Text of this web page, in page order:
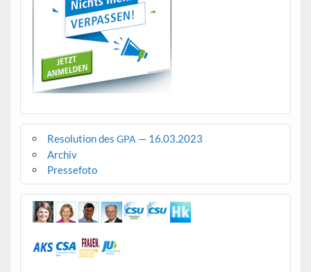
Resolution des GPA — 16.03.2023
Archiv
Pressefoto